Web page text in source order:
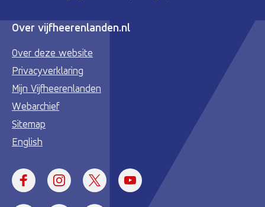
Over vijfheerenlanden.nl
Over deze website
Privacyverklaring
Mijn Vijfheerenlanden
Webarchief
Sitemap
English